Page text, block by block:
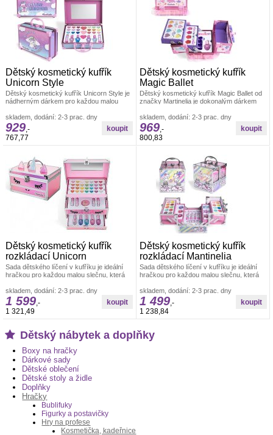
Dětský kosmetický kufřík
Unicorn Style
Dětský kosmetický kufřík Unicorn Style je
nádherným dárkem pro každou malou
skladem, dodání: 2-3 prac. dny
929,-
767,77
Dětský kosmetický kufřík
Magic Ballet
Dětský kosmetický kufřík Magic Ballet od
značky Martinelia je dokonalým dárkem
skladem, dodání: 2-3 prac. dny
969,-
800,83
Dětský kosmetický kufřík
rozkládací Unicorn
Sada dětského líčení v kufříku je ideální
hračkou pro každou malou slečnu, která
skladem, dodání: 2-3 prac. dny
1 599,-
1 321,49
Dětský kosmetický kufřík
rozkládací Mantinelia
Sada dětského líčení v kufříku je ideální
hračkou pro každou malou slečnu, která
skladem, dodání: 2-3 prac. dny
1 499,-
1 238,84
Dětský nábytek a doplňky
Boxy na hračky
Dárkové sady
Dětské oblečení
Dětské stoly a židle
Doplňky
Hračky
Bublifuky
Figurky a postavičky
Hry na profese
Kosmetička, kadeřnice